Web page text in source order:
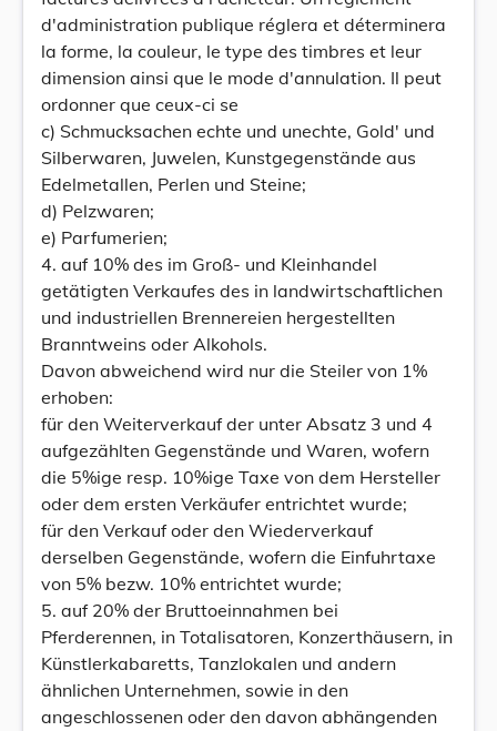
d'administration publique réglera et déterminera
la forme, la couleur, le type des timbres et leur
dimension ainsi que le mode d'annulation. Il peut
ordonner que ceux-ci se
c) Schmucksachen echte und unechte, Gold' und
Silberwaren, Juwelen, Kunstgegenstände aus
Edelmetallen, Perlen und Steine;
d) Pelzwaren;
e) Parfumerien;
4. auf 10% des im Groß- und Kleinhandel
getätigten Verkaufes des in landwirtschaftlichen
und industriellen Brennereien hergestellten
Branntweins oder Alkohols.
Davon abweichend wird nur die Steiler von 1%
erhoben:
für den Weiterverkauf der unter Absatz 3 und 4
aufgezählten Gegenstände und Waren, wofern
die 5%ige resp. 10%ige Taxe von dem Hersteller
oder dem ersten Verkäufer entrichtet wurde;
für den Verkauf oder den Wiederverkauf
derselben Gegenstände, wofern die Einfuhrtaxe
von 5% bezw. 10% entrichtet wurde;
5. auf 20% der Bruttoeinnahmen bei
Pferderennen, in Totalisatoren, Konzerthäusern, in
Künstlerkabaretts, Tanzlokalen und andern
ähnlichen Unternehmen, sowie in den
angeschlossenen oder den davon abhängenden